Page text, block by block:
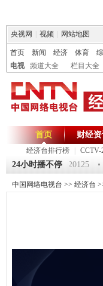
央视网
视频 网站地图
首页 新闻 经济 体育
电视
频道大全 栏目大全
首页
经济台排行榜 CCTV-
财经
24小时播不停
第一时间》 20120125 [
中国网络电视台 >> 经济台